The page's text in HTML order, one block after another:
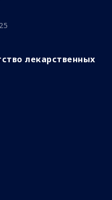
лекарственных